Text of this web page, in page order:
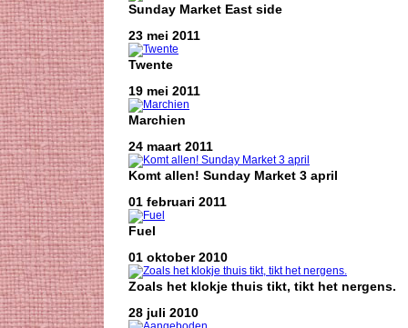
Sunday Market East side
23 mei 2011
Twente
19 mei 2011
Marchien
24 maart 2011
Komt allen! Sunday Market 3 april
01 februari 2011
Fuel
01 oktober 2010
Zoals het klokje thuis tikt, tikt het nergens.
28 juli 2010